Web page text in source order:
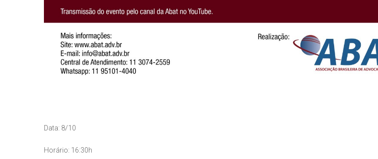
Data: 8/10
Horário: 16:30h